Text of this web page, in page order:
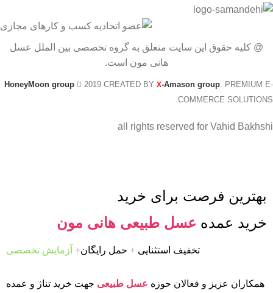
@ کلیه حقوق این سایت متعلق به گروه تخصصی بین الملل عسل
هانی مون است.
HoneyMoon group 2019 CREATED BY X-Amason group . PREMIUM E-
COMMERCE SOLUTIONS.
all rights reserved for Vahid Bakhshi
بهترین فرصت برای خرید
خرید عمده عسل طبیعی هانی مون
تخفیف استثنایی + حمل رایگان+ آزمایش تخصصی
همکاران عزیز و فعالان حوزه عسل طبیعی جهت خرید تناژ و عمده